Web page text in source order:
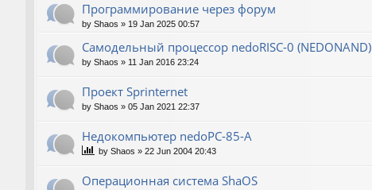
Программирование через форум
by Shaos » 19 Jan 2025 00:57
Самодельный процессор nedoRISC-0 (NEDONAND)
by Shaos » 11 Jan 2016 23:24
Проект Sprinternet
by Shaos » 05 Jan 2021 22:37
Недокомпьютер nedoPC-85-A
by Shaos » 22 Jun 2004 20:43
Операционная система ShaOS